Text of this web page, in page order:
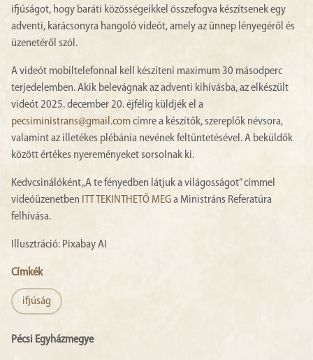
ifjúságot, hogy baráti közösségeikkel összefogva készítsenek egy
adventi, karácsonyra hangoló videót, amely az ünnep lényegéről és
üzenetéről szól.
A videót mobiltelefonnal kell készíteni maximum 30 másodperc
terjedelemben. Akik belevágnak az adventi kihívásba, az elkészült
videót 2025. december 20. éjfélig küldjék el a
pecsiministrans@gmail.comcímre a készítők, szereplők névsora,
valamint az illetékes plébánia nevének feltüntetésével. A beküldők
között értékes nyereményeket sorsolnak ki.
Kedvcsinálóként „A te fényedben látjuk a világosságot” címmel
videóüzenetben ITT TEKINTHETŐ MEGa Ministráns Referatúra
felhívása.
Illusztráció: Pixabay AI
Címkék
ifjúság
Pécsi Egyházmegye